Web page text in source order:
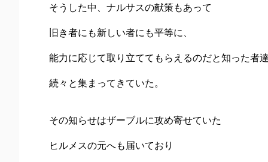
そうした中、ナルサスの献策もあって
旧き者にも新しい者にも平等に、
能力に応じて取り立ててもらえるのだと知った者
続々と集まってきていた。
その知らせはザーブルに攻め寄せていた
ヒルメスの元へも届いており